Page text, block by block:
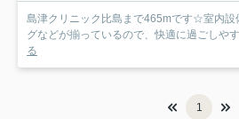
島津クリニック比島まで465mです☆室内設
グなどが揃っているので、快適に過ごしや
る
1